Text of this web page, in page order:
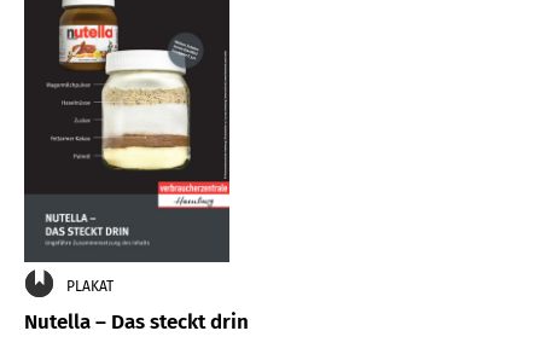
PLAKAT
Nutella – Das steckt drin